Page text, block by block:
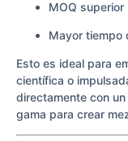
MOQ superior
Mayor tiempo
Esto es ideal para
científica o
directamente con un
gama para crear